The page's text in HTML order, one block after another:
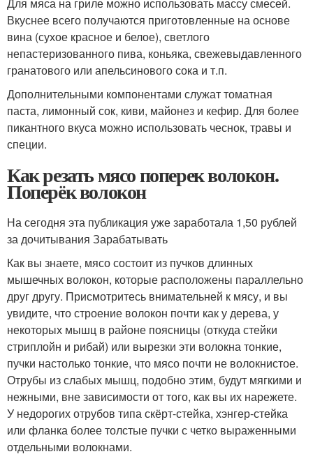
Вкуснее всего получаются приготовленные на основе
вина (сухое красное и белое), светлого
непастеризованного пива, коньяка, свежевыдавленного
гранатового или апельсинового сока и т.п.
Дополнительными компонентами служат томатная
паста, лимонный сок, киви, майонез и кефир. Для более
пикантного вкуса можно использовать чеснок, травы и
специи.
Как резать мясо поперек волокон.
Поперёк волокон
На сегодня эта публикация уже заработала 1,50 рублей
за дочитывания Зарабатывать
Как вы знаете, мясо состоит из пучков длинных
мышечных волокон, которые расположены параллельно
друг другу. Присмотритесь внимательней к мясу, и вы
увидите, что строение волокон почти как у дерева, у
некоторых мышц в районе поясницы (откуда стейки
стриплойн и рибай) или вырезки эти волокна тонкие,
пучки настолько тонкие, что мясо почти не волокнистое.
Отрубы из слабых мышц, подобно этим, будут мягкими и
нежными, вне зависимости от того, как вы их нарежете.
У недорогих отрубов типа скёрт-стейка, хэнгер-стейка
или фланка более толстые пучки с четко выраженными
отдельными волокнами.